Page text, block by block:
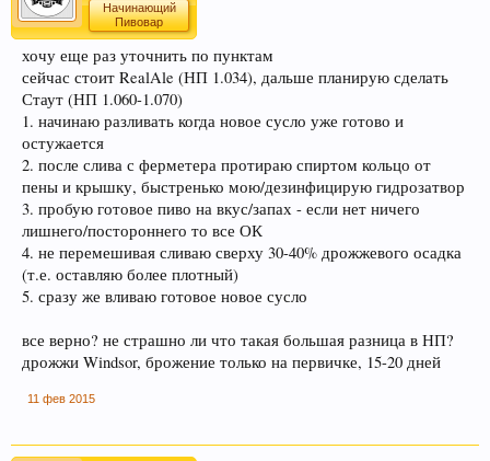
Начинающий
Пивовар
хочу еще раз уточнить по пунктам
сейчас стоит RealAle (НП 1.034), дальше планирую сделать
Стаут (НП 1.060-1.070)
1. начинаю разливать когда новое сусло уже готово и
остужается
2. после слива с ферметера протираю спиртом кольцо от
пены и крышку, быстренько мою/дезинфицирую гидрозатвор
3. пробую готовое пиво на вкус/запах - если нет ничего
лишнего/постороннего то все ОК
4. не перемешивая сливаю сверху 30-40% дрожжевого осадка
(т.е. оставляю более плотный)
5. сразу же вливаю готовое новое сусло
все верно? не страшно ли что такая большая разница в НП?
дрожжи Windsor, брожение только на первичке, 15-20 дней
11 фев 2015